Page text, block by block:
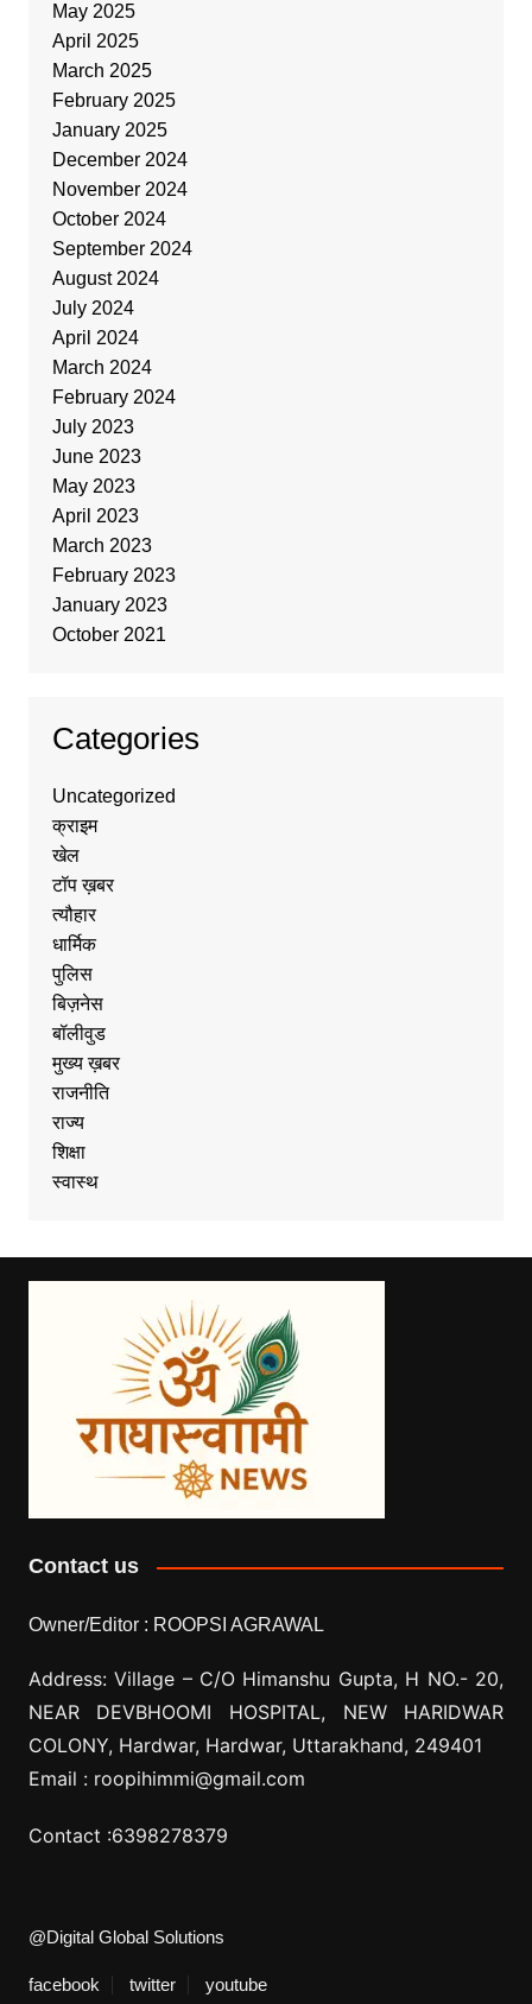
May 2025
April 2025
March 2025
February 2025
January 2025
December 2024
November 2024
October 2024
September 2024
August 2024
July 2024
April 2024
March 2024
February 2024
July 2023
June 2023
May 2023
April 2023
March 2023
February 2023
January 2023
October 2021
Categories
Uncategorized
क्राइम
खेल
टॉप ख़बर
त्यौहार
धार्मिक
पुलिस
बिज़नेस
बॉलीवुड
मुख्य ख़बर
राजनीति
राज्य
शिक्षा
स्वास्थ
Contact us
Owner/Editor : ROOPSI AGRAWAL
Address: Village – C/O Himanshu Gupta, H NO.- 20,
NEAR DEVBHOOMI HOSPITAL, NEW HARIDWAR
COLONY, Hardwar, Hardwar, Uttarakhand, 249401
Email : roopihimmi@gmail.com
Contact :6398278379
@Digital Global Solutions
facebook twitter youtube